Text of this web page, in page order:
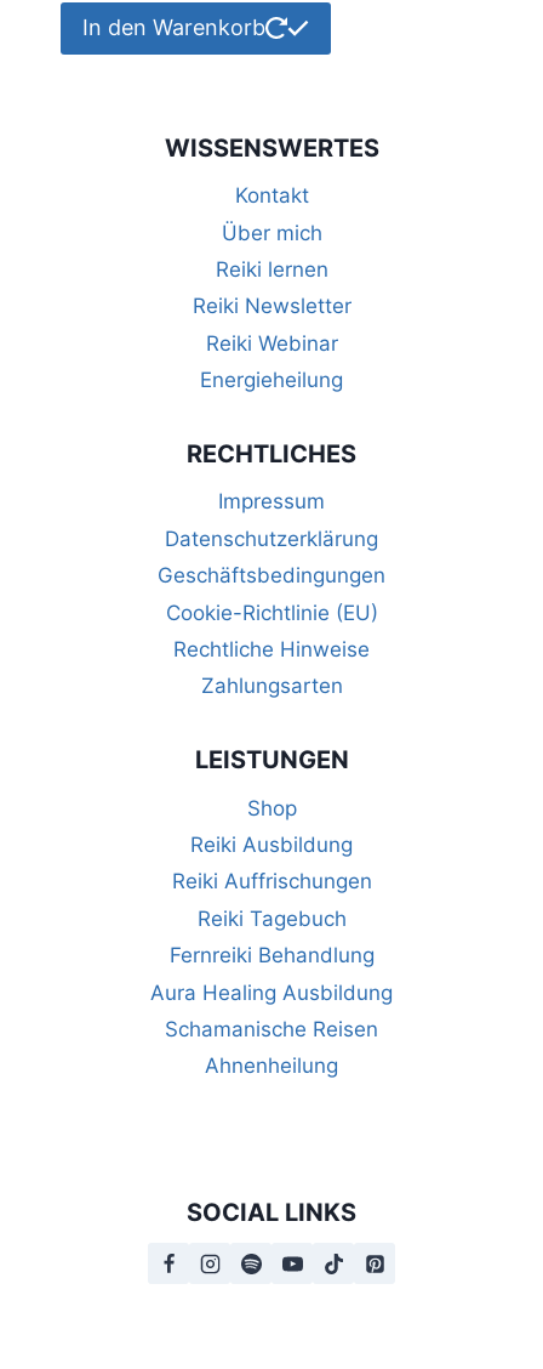
In den Warenkorb
WISSENSWERTES
Kontakt
Über mich
Reiki lernen
Reiki Newsletter
Reiki Webinar
Energieheilung
RECHTLICHES
Impressum
Datenschutzerklärung
Geschäftsbedingungen
Cookie-Richtlinie (EU)
Rechtliche Hinweise
Zahlungsarten
LEISTUNGEN
Shop
Reiki Ausbildung
Reiki Auffrischungen
Reiki Tagebuch
Fernreiki Behandlung
Aura Healing Ausbildung
Schamanische Reisen
Ahnenheilung
SOCIAL LINKS